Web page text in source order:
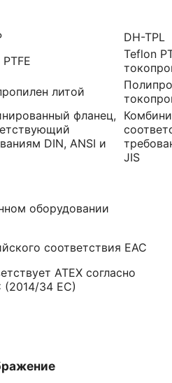
DН-ТPL
Teflon
литой
фланец,
DIN, ANSI и
JIS
оборудовании
соответствия EAC
ATEX согласно
34 EC)